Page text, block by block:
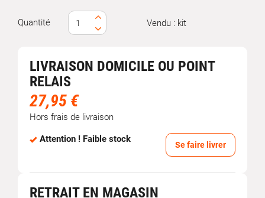
Quantité Vendu : kit
LIVRAISON DOMICILE OU POINT
RELAIS
27,95 €
Hors frais de livraison
Attention ! Faible stock
Se faire livrer
RETRAIT EN MAGASIN